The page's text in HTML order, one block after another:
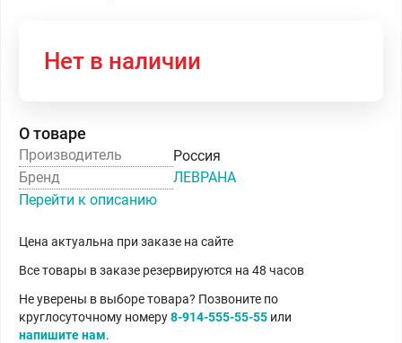
Нет в наличии
О товаре
Производитель
Россия
Бренд
ЛЕВРАНА
Перейти к описанию
Цена актуальна при заказе на сайте
Все товары в заказе резервируются на 48 часов
Не уверены в выборе товара? Позвоните по
круглосуточному номеру8-914-555-55-55 или
напишите нам.